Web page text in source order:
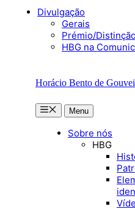
Divulgação
Gerais
Prémio/
HBG na
Horácio Bento de
MenuMenu
Sobre nós
HBG